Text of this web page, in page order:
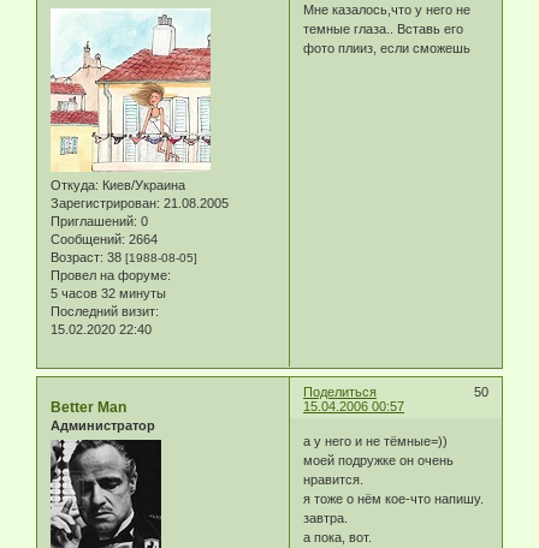
Откуда: Киев/Украина
Зарегистрирован: 21.08.2005
Приглашений: 0
Сообщений: 2664
Возраст: 38 [1988-08-05]
Провел на форуме:
5 часов 32 минуты
Последний визит:
15.02.2020 22:40
Мне казалось,что у него не
темные глаза.. Вставь его
фото плииз, если сможешь
Поделиться
50
15.04.2006 00:57
Better Man
Администратор
а у него и не тёмные=))
моей подружке он очень
нравится.
я тоже о нём кое-что напишу.
завтра.
а пока, вот.